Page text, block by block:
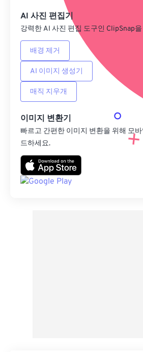
AI 사진 편집기
강력한 AI 사진 편집 도구인 ClipSnap
배경 제거
AI 이미지 생성기
매직 지우개
이미지 변환기
빠르고 간편한 이미지 변환을 위해 모
드하세요.